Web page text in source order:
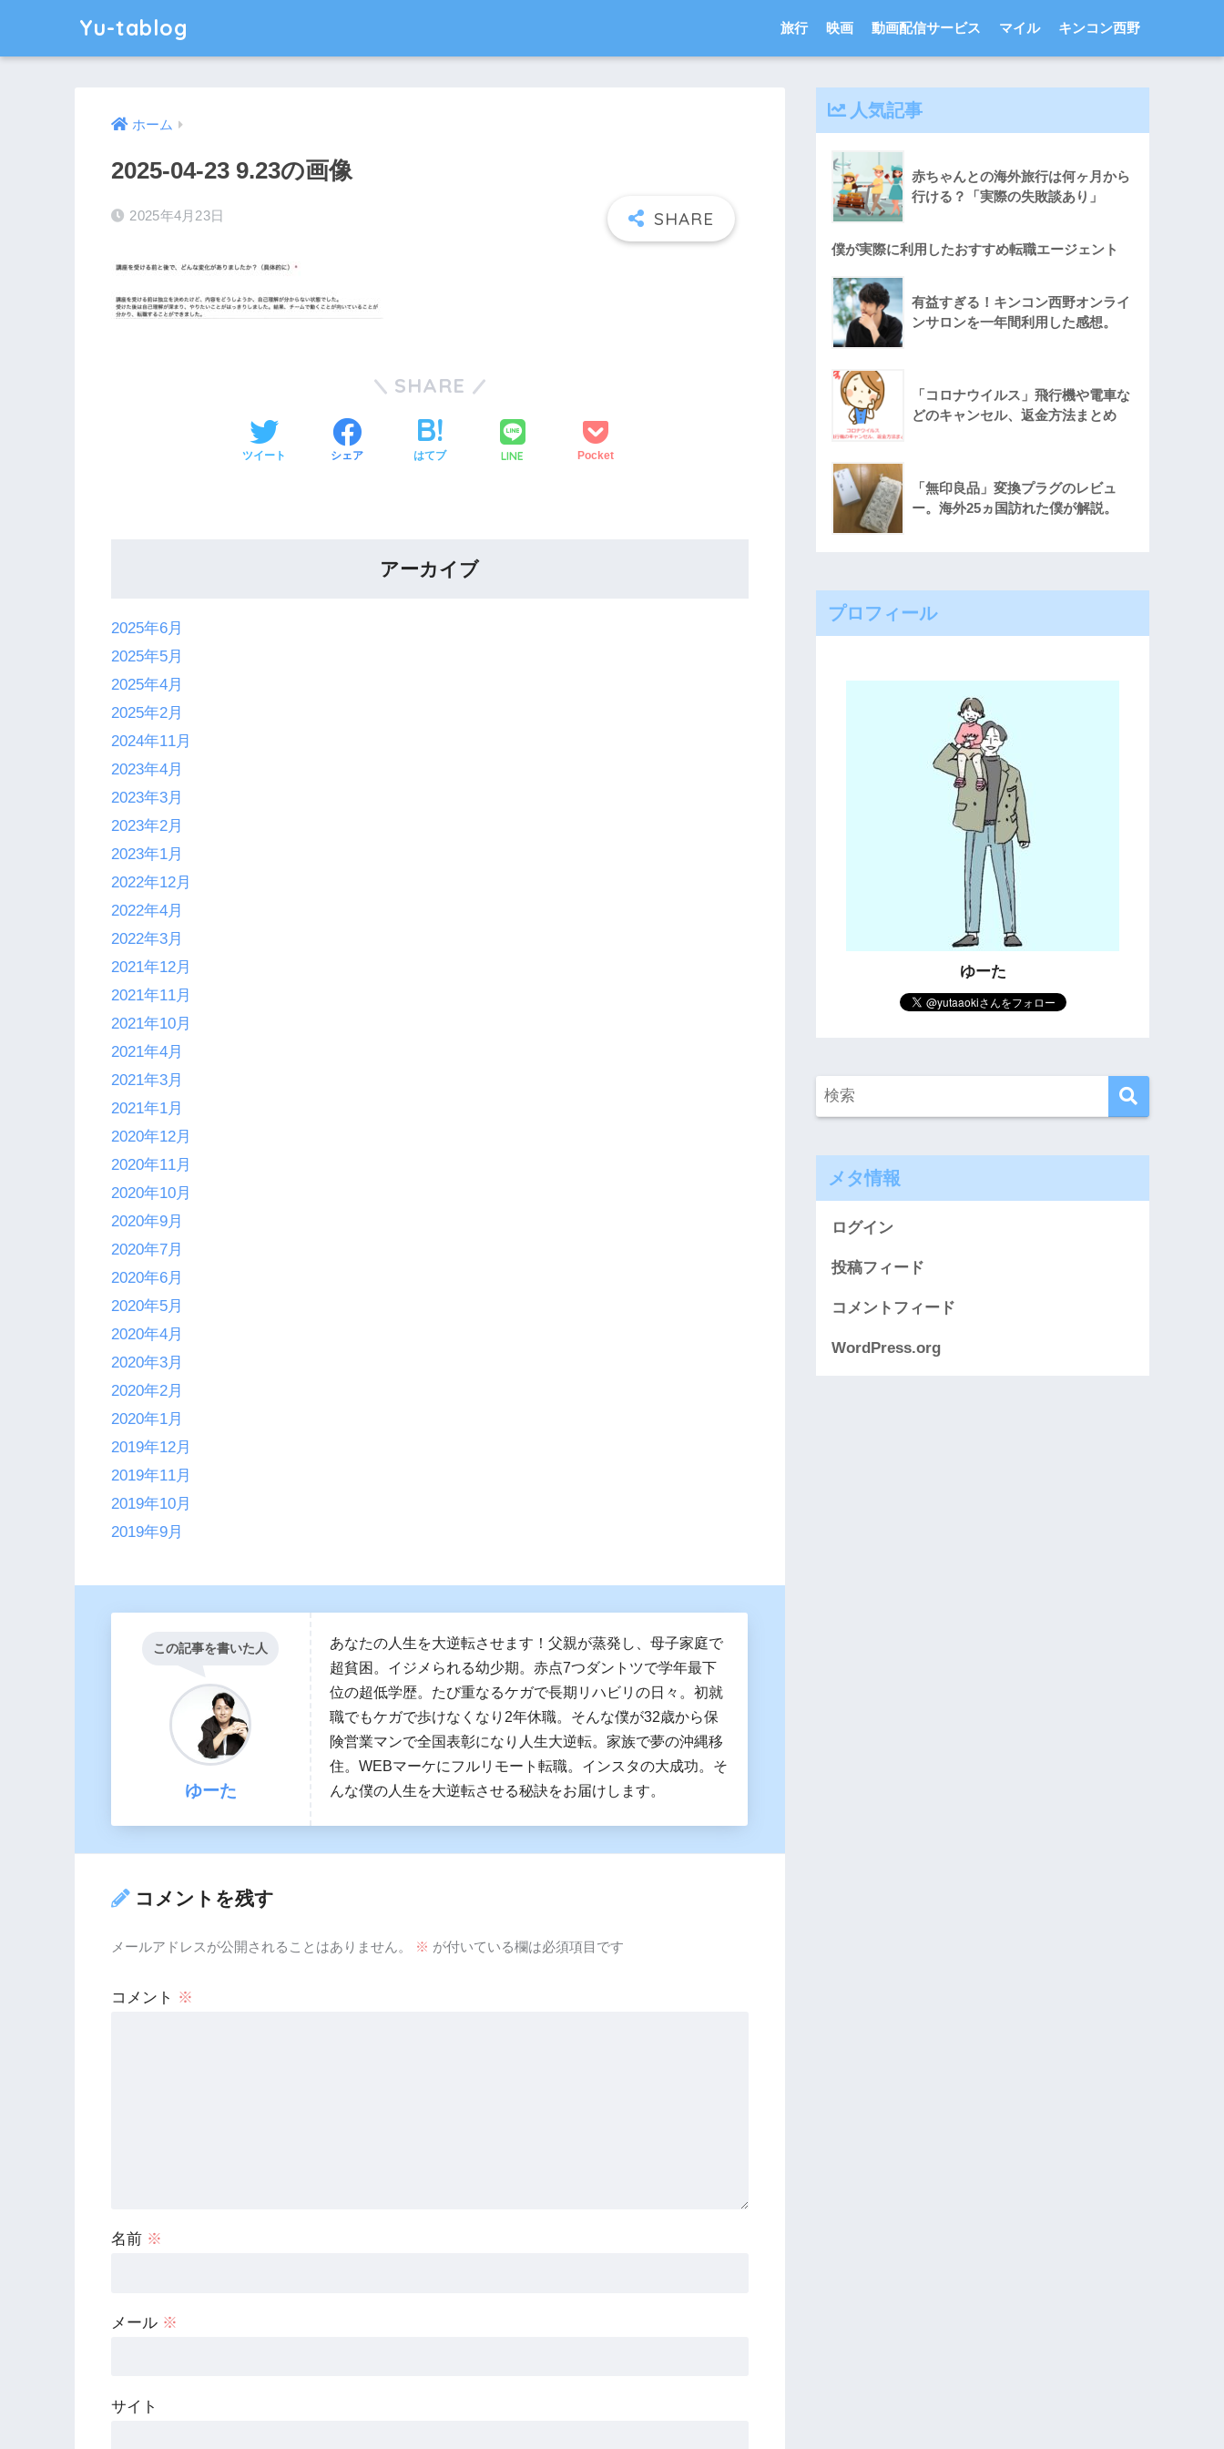
Yu-tablog 旅行 映画 動画配信サービス マイル キンコン西野
ホーム
2025-04-23 9.23の画像
2025年4月23日
SHARE
ツイート シェア はてブ LINE Pocket
アーカイブ
2025年6月
2025年5月
2025年4月
2025年2月
2024年11月
2023年4月
2023年3月
2023年2月
2023年1月
2022年12月
2022年4月
2022年3月
2021年12月
2021年11月
2021年10月
2021年4月
2021年3月
2021年1月
2020年12月
2020年11月
2020年10月
2020年9月
2020年7月
2020年6月
2020年5月
2020年4月
2020年3月
2020年2月
2020年1月
2019年12月
2019年11月
2019年10月
2019年9月
この記事を書いた人
ゆーた
あなたの人生を大逆転させます！父親が蒸発し、母子家庭で
超貧困。イジメられる幼少期。赤点7つダントツで学年最下
位の超低学歴。たび重なるケガで長期リハビリの日々。初就
職でもケガで歩けなくなり2年休職。そんな僕が32歳から保
険営業マンで全国表彰になり人生大逆転。家族で夢の沖縄移
住。WEBマーケにフルリモート転職。インスタの大成功。そ
んな僕の人生を大逆転させる秘訣をお届けします。
コメントを残す
メールアドレスが公開されることはありません。 ※ が付いている欄は必須項目です
コメント ※
名前 ※
メール ※
サイト
人気記事
赤ちゃんとの海外旅行は何ヶ月から
行ける？「実際の失敗談あり」
僕が実際に利用したおすすめ転職エージェント
有益すぎる！キンコン西野オンライ
ンサロンを一年間利用した感想。
「コロナウイルス」飛行機や電車な
どのキャンセル、返金方法まとめ
「無印良品」変換プラグのレビュ
ー。海外25ヵ国訪れた僕が解説。
プロフィール
ゆーた
メタ情報
ログイン
投稿フィード
コメントフィード
WordPress.org